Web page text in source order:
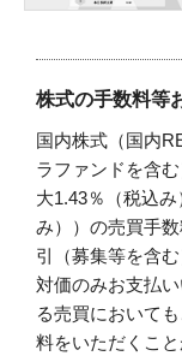
株式の手数料等
国内株式（国内
ラファンドを含
大1.43％（税込
み））の売買手
引（募集等を含
対価のみお支払
る売買において
料をいただくこ